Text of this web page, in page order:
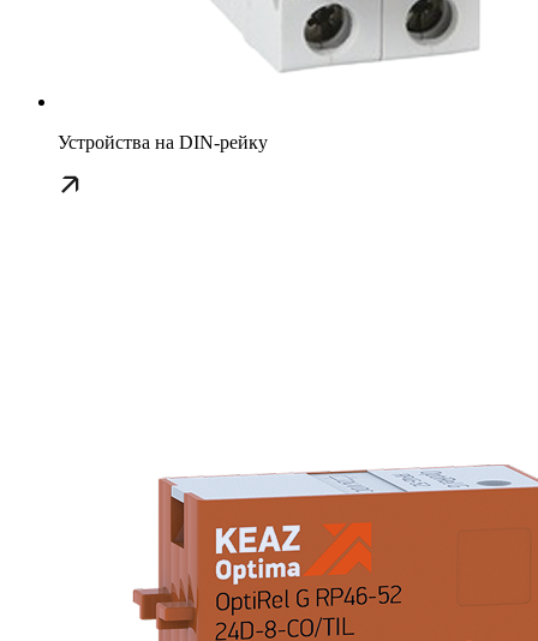
Устройства на DIN-рейку